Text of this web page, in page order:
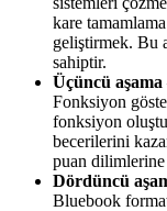
kare
geliştirmek. Bu
sahiptir.
Üçüncü
Fonksiyon
fonksiyon
becerilerini
puan
Dördüncü
Bluebook